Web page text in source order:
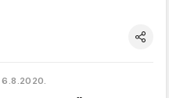
6.8.2020.